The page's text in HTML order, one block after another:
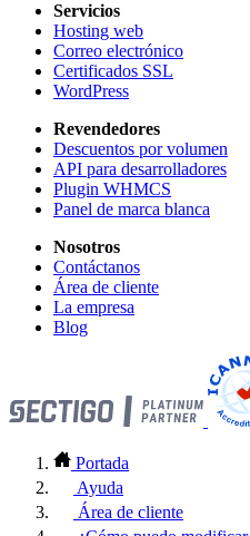
Servicios
Hosting web
Correo electrónico
Certificados SSL
WordPress
Revendedores
Descuentos por volumen
API para desarrolladores
Plugin WHMCS
Panel de marca blanca
Nosotros
Contáctanos
Área de cliente
La empresa
Blog
Portada
Ayuda
Área de cliente